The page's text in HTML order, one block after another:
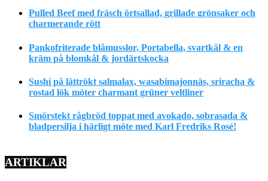
Pulled Beef med fräsch örtsallad, grillade grönsaker och
charmerande rött
Pankofriterade blåmusslor, Portabella, svartkål & en
kräm på blomkål & jordärtskocka
Sushi på lättrökt salmalax, wasabimajonnäs, sriracha &
rostad lök möter charmant grüner veltliner
Smörstekt rågbröd toppat med avokado, sobrasada &
bladpersilja i härligt möte med Karl Fredriks Rosé!
ARTIKLAR